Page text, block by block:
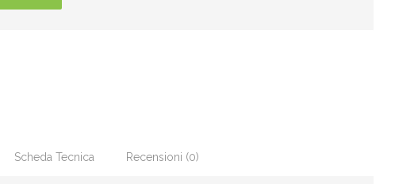
Scheda Tecnica Recensioni (0)